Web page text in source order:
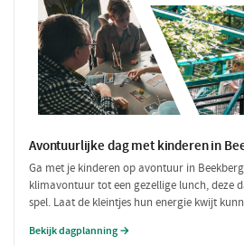
Avontuurlijke dag met kinderen in
Ga met je kinderen op avontuur in
klimavontuur tot een gezellige lunch, deze
spel. Laat de kleintjes hun energie kwijt
Bekijk dagplanning →